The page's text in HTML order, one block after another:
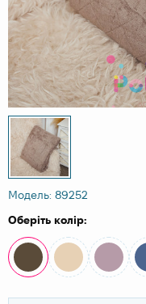
Модель: 89252
Оберіть колір: